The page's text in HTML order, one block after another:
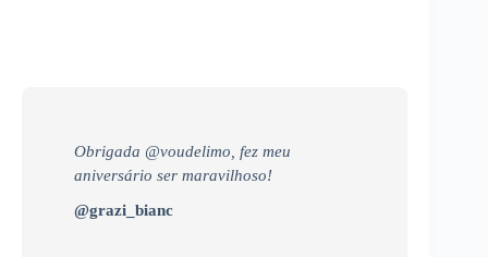
Obrigada @voudelimo, fez meu
aniversário ser maravilhoso!
@grazi_bianc